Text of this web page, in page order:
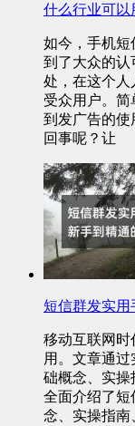
什么行业可以
如今，手机短
到了大众的认
处，在这个人
受众用户。
到发广告的使
回事呢？让
短信群发实用
移动互联网时
用。文章通
础概念、实操
全面介绍了短
念、实操指南